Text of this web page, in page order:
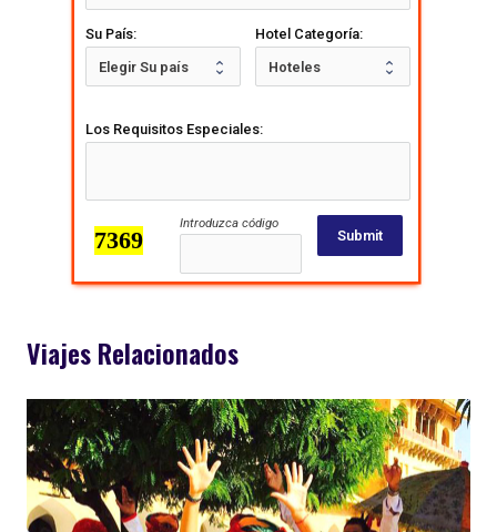
Su País: Hotel Categoría:
Los Requisitos Especiales:
Introduzca código
Submit
Viajes Relacionados